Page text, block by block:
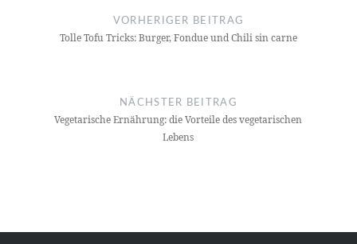
NavigationVORHERIGER BEITRAG
Tolle Tofu Tricks: Burger, Fondue und Chili sin carne
NÄCHSTER BEITRAG
Vegetarische Ernährung: die Vorteile des vegetarischen
Lebens